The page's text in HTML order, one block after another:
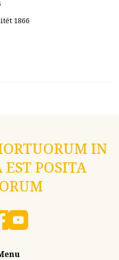
1866
IN
POSITA